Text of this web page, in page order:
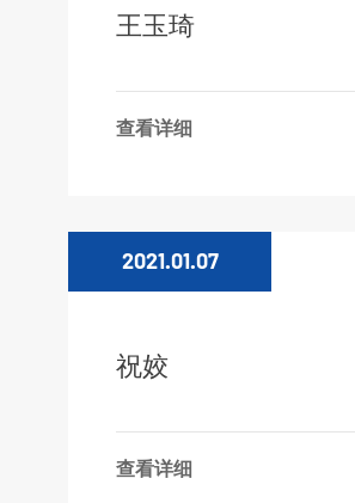
王玉琦
查看详细
2021.01.07
祝姣
查看详细